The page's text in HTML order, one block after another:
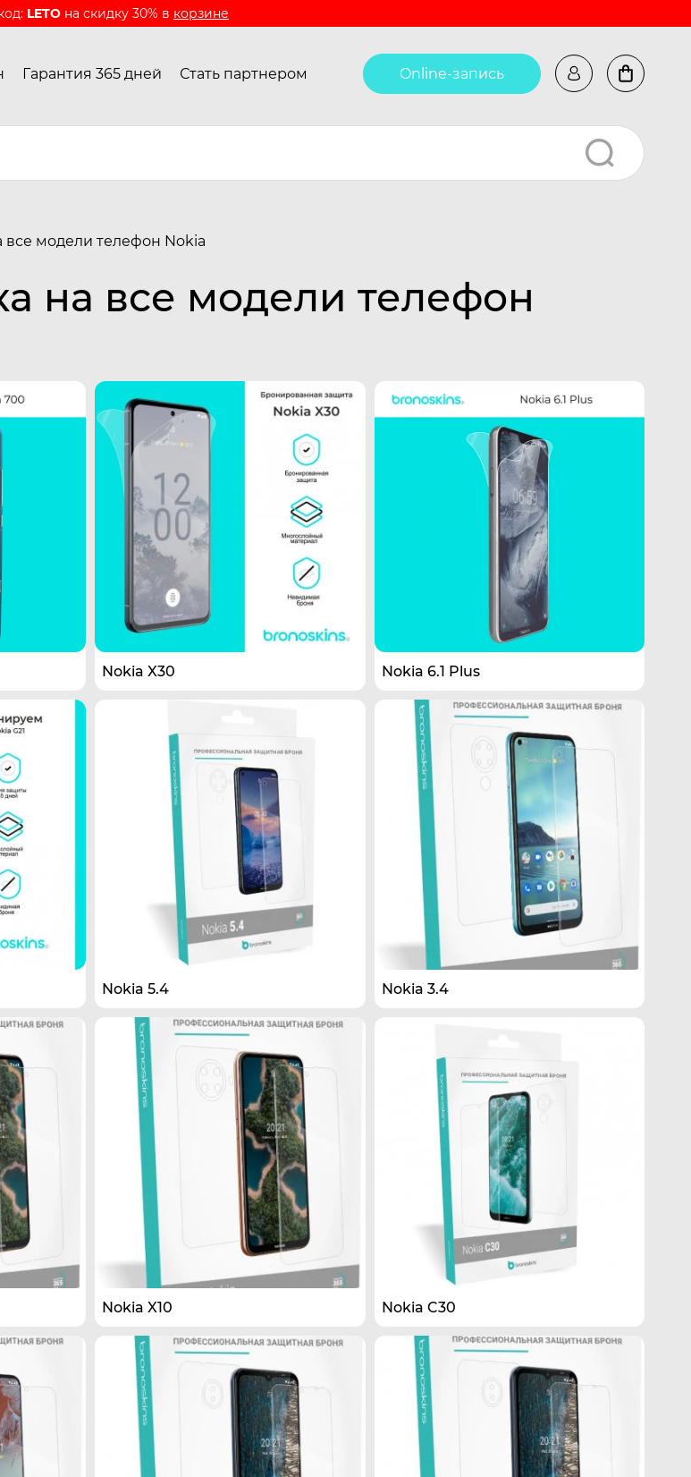
LETO на скидку 30% в корзине
Гарантия 365 дней Стать партнером Online-запись
модели телефон Nokia
на все модели телефон
Nokia X30 Nokia 6.1 Plus
Nokia 5.4 Nokia 3.4
Nokia X10 Nokia C30